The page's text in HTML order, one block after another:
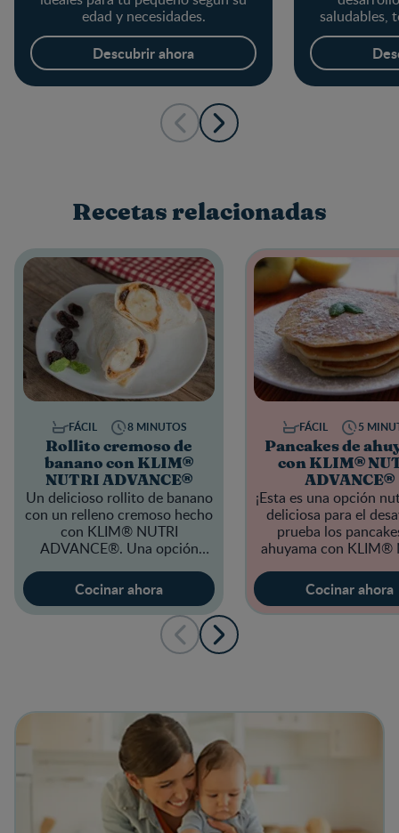
edad y necesidades.
Descubrir ahora
saludables,
Recetas relacionadas
Rollito cremoso de
banano con KLIM®
NUTRI ADVANCE®
Un delicioso rollito de banano
con un relleno cremoso hecho
con KLIM® NUTRI
ADVANCE®. Una opción
FÁCIL 8 MINUTOS
Cocinar ahora
Pancakes de
con KLIM®
ADVANCE®
¡Esta es una opción
deliciosa para el
prueba los
ahuyama con KLIM®
FÁCIL 5
Cocinar ahora
View details